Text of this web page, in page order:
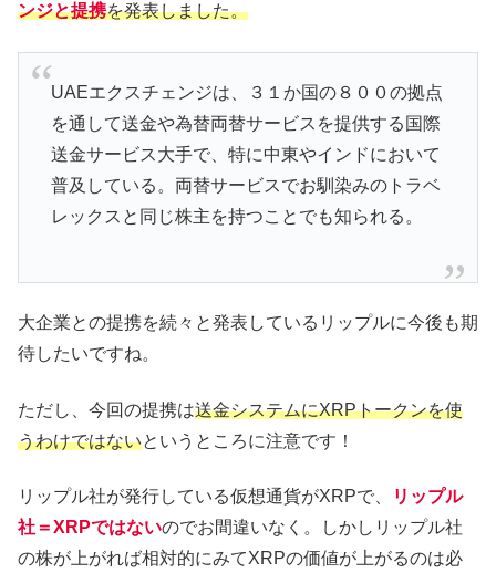
ンジと提携を発表しました。
UAEエクスチェンジは、３１か国の８００の拠点
を通して送金や為替両替サービスを提供する国際
送金サービス大手で、特に中東やインドにおいて
普及している。両替サービスでお馴染みのトラベ
レックスと同じ株主を持つことでも知られる。
大企業との提携を続々と発表しているリップルに今後も期
待したいですね。
ただし、今回の提携は送金システムにXRPトークンを使
うわけではないというところに注意です！
リップル社が発行している仮想通貨がXRPで、
リップル
社＝XRPではないのでお間違いなく。しかしリップル社
の株が上がれば相対的にみてXRPの価値が上がるのは必